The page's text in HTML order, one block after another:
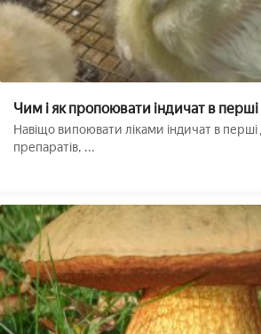
Чим і як пропоювати індичат в перші
Навіщо випоювати ліками індичат в
препаратів, ...